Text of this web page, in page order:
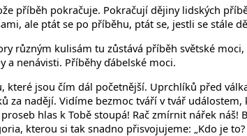
příběh pokračuje. Pokračují dějiny lidských
ale ptát se po příběhu, ptát se, jestli se stále
různým kulisám tu zůstává příběh světské
a nenávisti. Příběhy ďábelské moci.
které jsou čím dál početnější. Uprchlíků před
nadějí. Vidíme bezmoc tváří v tvář
hlas k Tobě stoupá! Rač zmírnit nářek
kterou si tak snadno přisvojujeme: „Kdo je to?